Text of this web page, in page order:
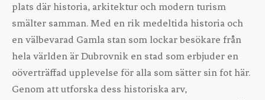
plats där historia, arkitektur och modern turism
smälter samman. Med en rik medeltida historia och
en välbevarad Gamla stan som lockar besökare från
hela världen är Dubrovnik en stad som erbjuder en
oöverträffad upplevelse för alla som sätter sin fot här.
Genom att utforska dess historiska arv,